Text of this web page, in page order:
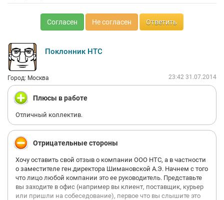
Согласен Не согласен Ответить
Поклонник НТС
Город: Москва 23:42 31.07.2014
Плюсы в работе
Отличный коллектив.
Отрицательные стороны
Хочу оставить свой отзыв о компании ООО НТС, а в частности
о заместителе ген.директора Шимановской А.Э. Начнем с того
что лицо любой компании это ее руководитель. Представьте
вы заходите в офис (например вы клиент, поставщик, курьер
или пришли на собеседование), первое что вы слышите это